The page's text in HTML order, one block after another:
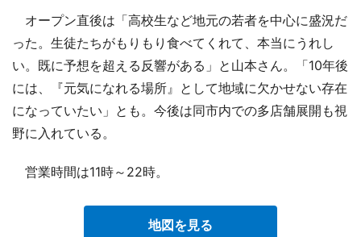
オープン直後は「高校生など地元の若者を中心に盛況だ
った。生徒たちがもりもり食べてくれて、本当にうれし
い。既に予想を超える反響がある」と山本さん。「10年後
には、『元気になれる場所』として地域に欠かせない存在
になっていたい」とも。今後は同市内での多店舗展開も視
野に入れている。
営業時間は11時～22時。
地図を見る